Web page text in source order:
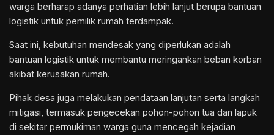
warga berharap adanya perhatian lebih lanjut berupa bantuan
logistik untuk pemilik rumah terdampak.
Saat ini, kebutuhan mendesak yang diperlukan adalah
bantuan logistik untuk membantu meringankan beban korban
akibat kerusakan rumah.
Pihak desa juga melakukan pendataan lanjutan serta langkah
mitigasi, termasuk pengecekan pohon-pohon tua dan lapuk
di sekitar permukiman warga guna mencegah kejadian